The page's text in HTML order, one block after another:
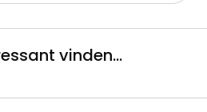
vinden...